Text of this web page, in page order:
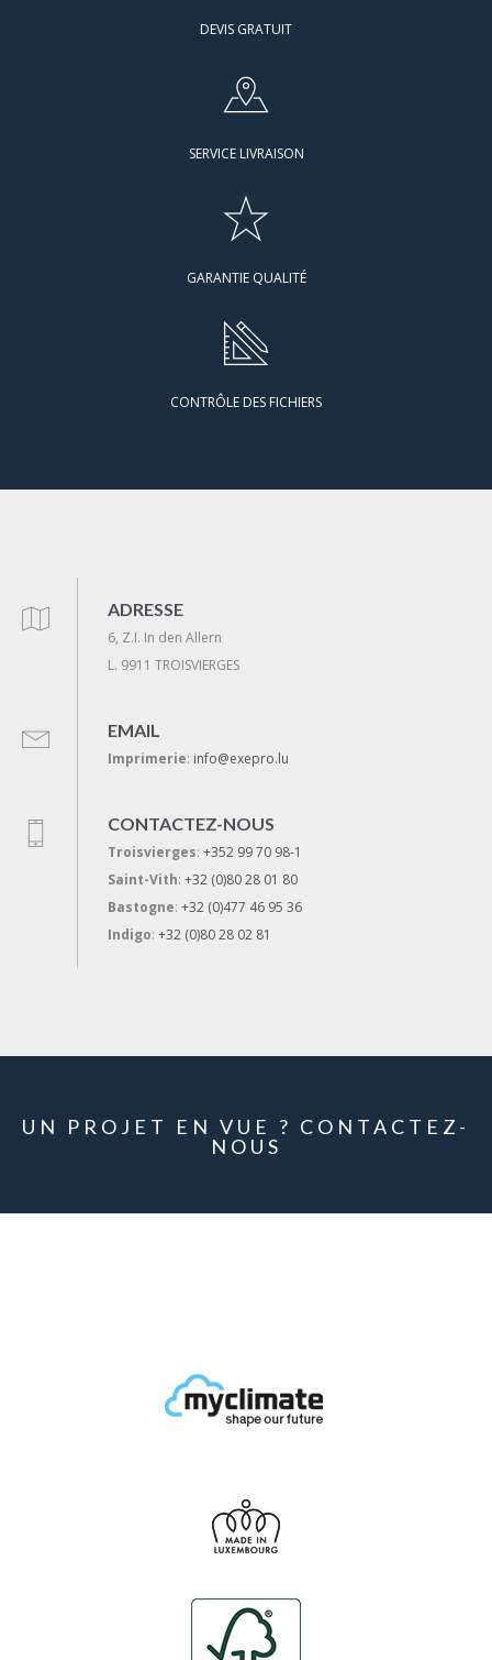
DEVIS GRATUIT
SERVICE LIVRAISON
GARANTIE QUALITÉ
CONTRÔLE DES FICHIERS
ADRESSE
6, Z.I. In den Allern
L. 9911 TROISVIERGES
EMAIL
Imprimerie: info@exepro.lu
CONTACTEZ-NOUS
Troisvierges: +352 99 70 98-1
Saint-Vith: +32 (0)80 28 01 80
Bastogne: +32 (0)477 46 95 36
Indigo: +32 (0)80 28 02 81
UN PROJET EN VUE ? CONTACTEZ-
NOUS